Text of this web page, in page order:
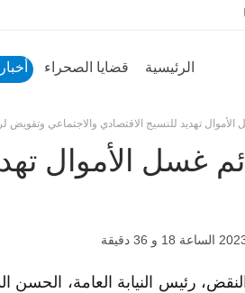
الرئيسية قضايا الصحراء
تهديد للنسيج الاقتصادي والاجتماعي وتقويض
غسل الأموال
رئيس النيابة العامة،